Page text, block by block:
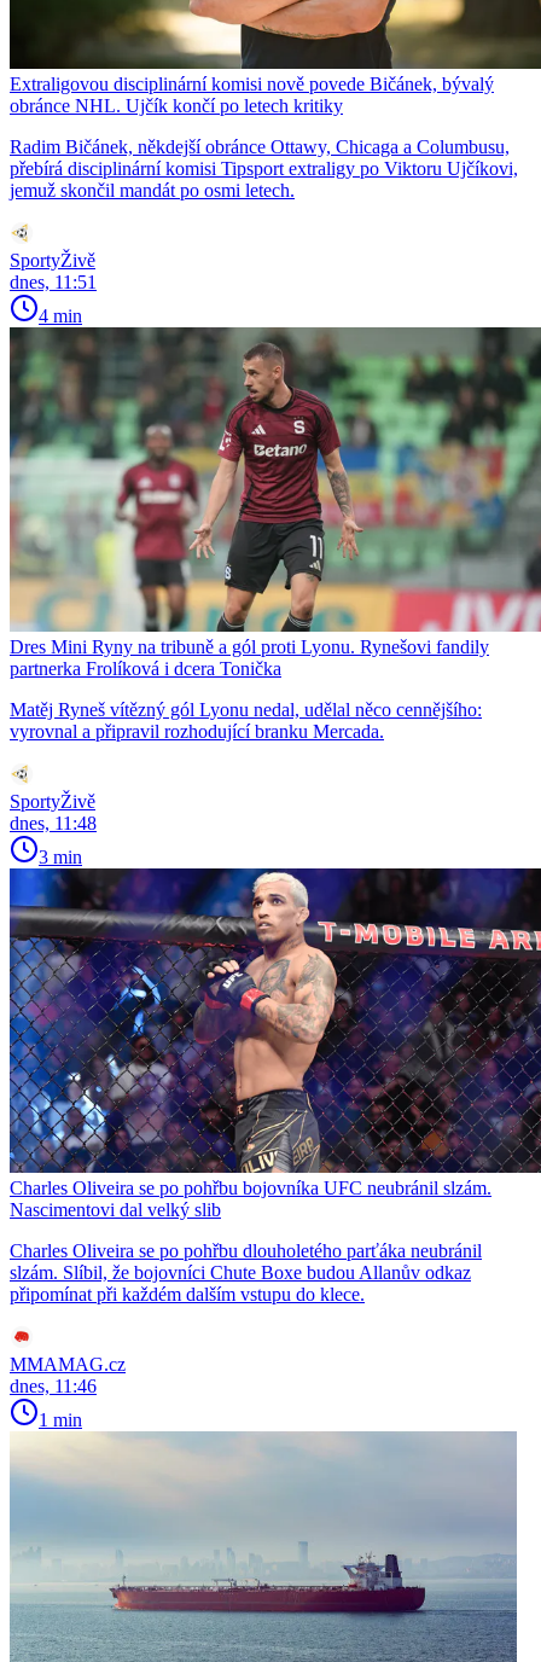
Extraligovou disciplinární komisi nově povede Bičánek, bývalý
obránce NHL. Ujčík končí po letech kritiky
Radim Bičánek, někdejší obránce Ottawy, Chicaga a Columbusu,
přebírá disciplinární komisi Tipsport extraligy po Viktoru Ujčíkovi,
jemuž skončil mandát po osmi letech.
SportyŽivě
dnes, 11:51
4 min
Dres Mini Ryny na tribuně a gól proti Lyonu. Rynešovi fandily
partnerka Frolíková i dcera Tonička
Matěj Ryneš vítězný gól Lyonu nedal, udělal něco cennějšího:
vyrovnal a připravil rozhodující branku Mercada.
SportyŽivě
dnes, 11:48
3 min
Charles Oliveira se po pohřbu bojovníka UFC neubránil slzám.
Nascimentovi dal velký slib
Charles Oliveira se po pohřbu dlouholetého parťáka neubránil
slzám. Slíbil, že bojovníci Chute Boxe budou Allanův odkaz
připomínat při každém dalším vstupu do klece.
MMAMAG.cz
dnes, 11:46
1 min